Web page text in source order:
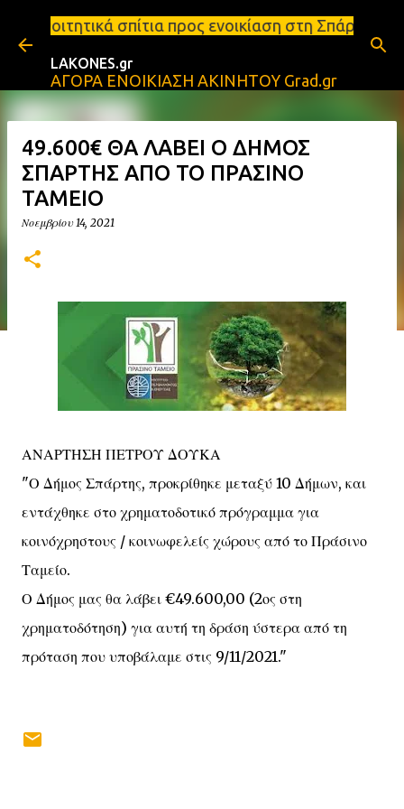
Μετάβαση στο κύριο περιεχόμενο
προς ενοικίαση στη Σπάρτη Ενοικιάσεις
LAKONES.gr
ΑΓΟΡΑ ΕΝΟΙΚΙΑΣΗ ΑΚΙΝΗΤΟΥ Grad.gr
49.600€ ΘΑ ΛΑΒΕΙ Ο ΔΗΜΟΣ
ΣΠΑΡΤΗΣ ΑΠΟ ΤΟ ΠΡΑΣΙΝΟ
ΤΑΜΕΙΟ
Νοεμβρίου 14, 2021
ΑΝΑΡΤΗΣΗ ΠΕΤΡΟΥ ΔΟΥΚΑ
"Ο Δήμος Σπάρτης, προκρίθηκε μεταξύ 10 Δήμων, και
εντάχθηκε στο χρηματοδοτικό πρόγραμμα για
κοινόχρηστους / κοινωφελείς χώρους από το Πράσινο
Ταμείο.
Ο Δήμος μας θα λάβει €49.600,00 (2ος στη
χρηματοδότηση) για αυτή τη δράση ύστερα από τη
πρόταση που υποβάλαμε στις 9/11/2021."